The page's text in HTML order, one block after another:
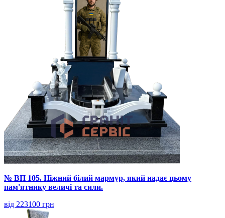
№ ВП 105. Ніжний білий мармур, який надає цьому
пам'ятнику величі та сили.
від 223100 грн